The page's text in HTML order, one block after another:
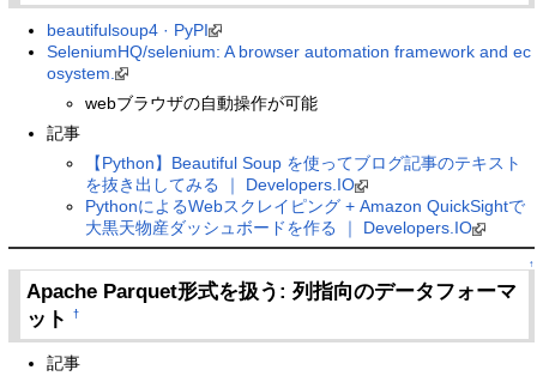
beautifulsoup4 · PyPI
SeleniumHQ/selenium: A browser automation framework and ec
osystem.
webブラウザの自動操作が可能
記事
【Python】Beautiful Soup を使ってブログ記事のテキスト
を抜き出してみる ｜ Developers.IO
PythonによるWebスクレイピング + Amazon QuickSightで
大黒天物産ダッシュボードを作る ｜ Developers.IO
↑
Apache Parquet形式を扱う: 列指向のデータフォーマ
ット†
記事